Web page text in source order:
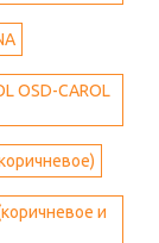
OSD-CAROL
и